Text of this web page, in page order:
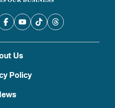
Us
Policy